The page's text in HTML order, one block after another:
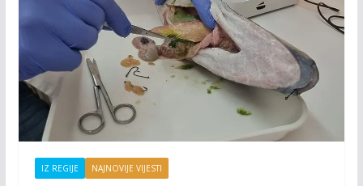
IZ REGIJE NAJNOVIJE VIJESTI